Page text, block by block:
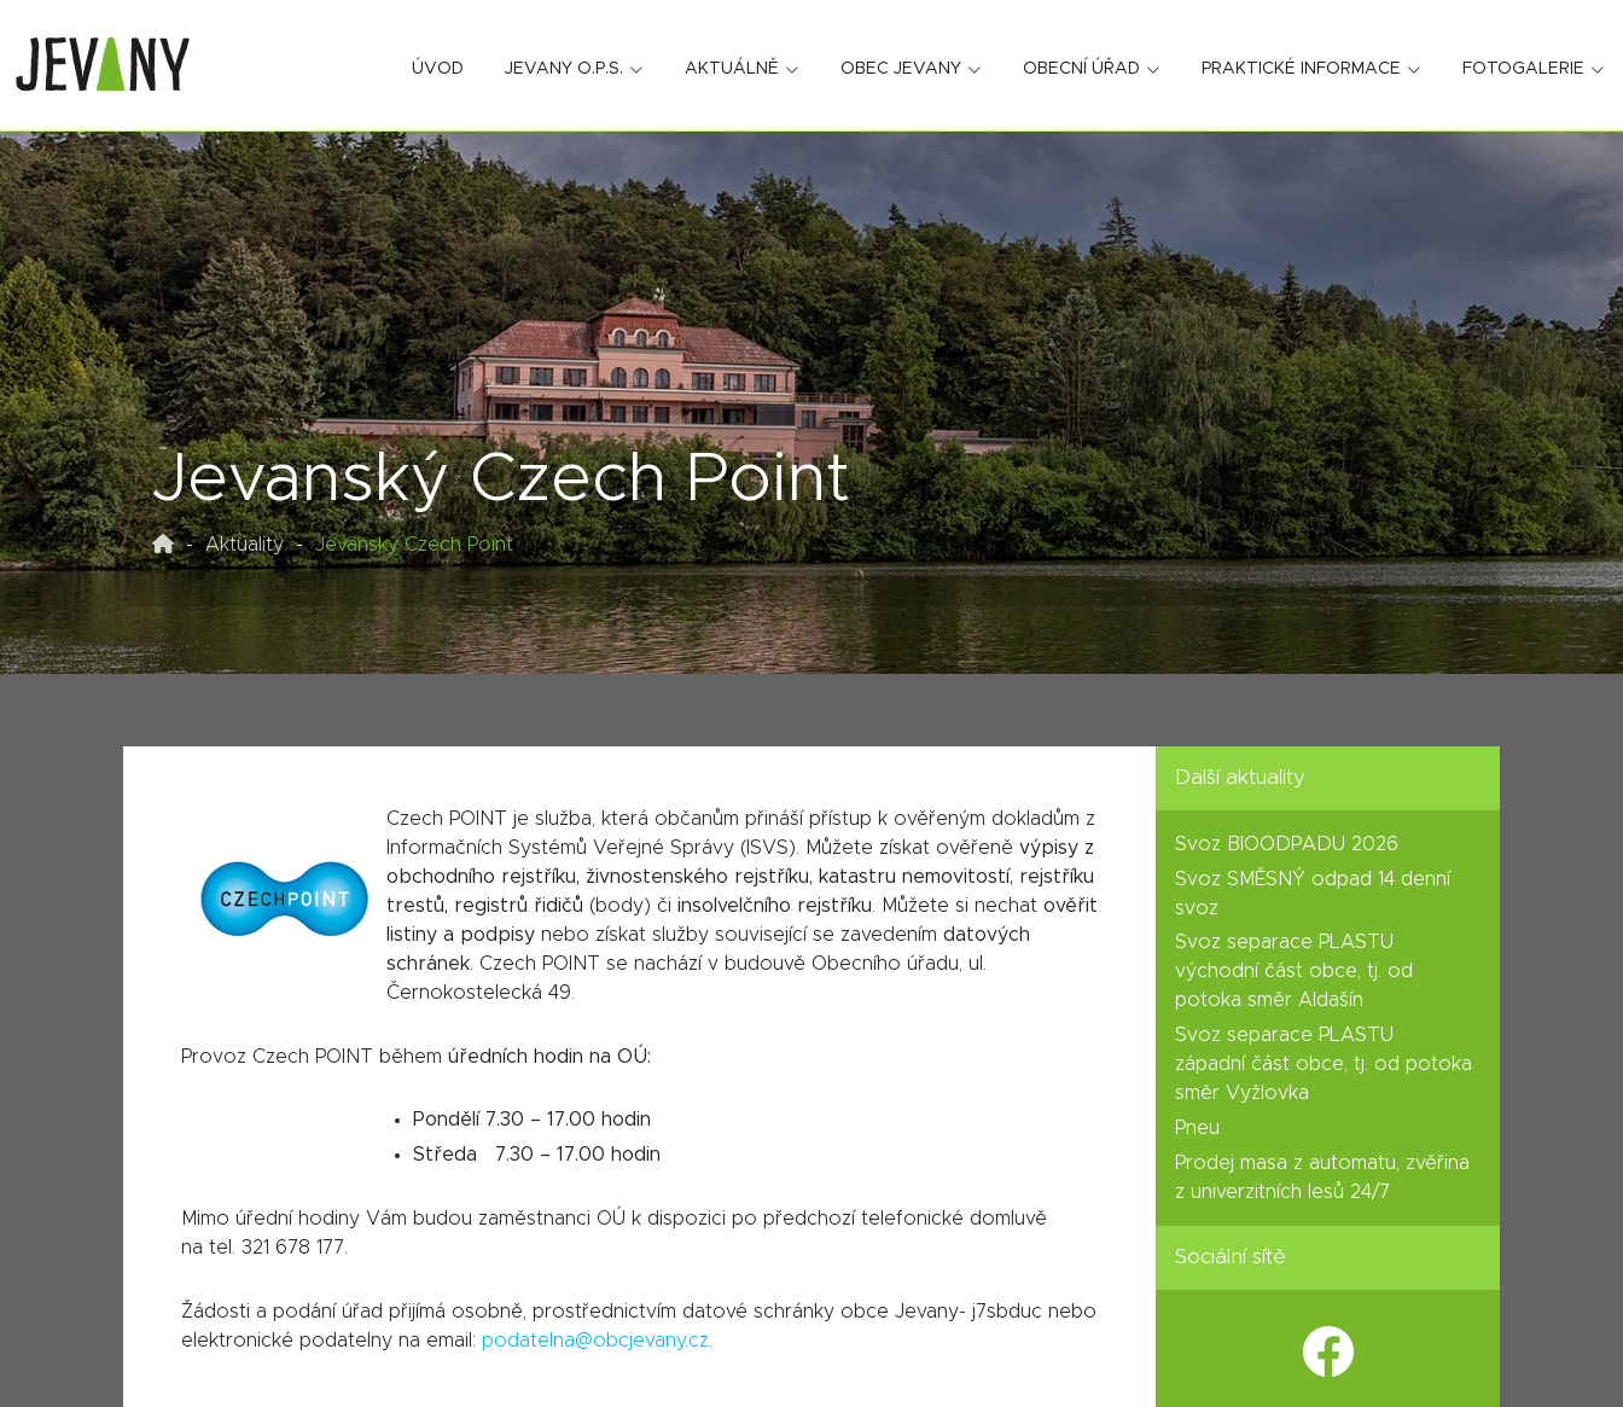
ÚVOD JEVANY O.P.S. AKTUÁLNĚ OBEC JEVANY OBECNÍ ÚŘAD PRAKTICKÉ INFORMACE FOTOGALERIE
Jevanský Czech Point
Aktuality Jevanský Czech Point
Czech POINT je služba, která občanům přináší přístup k ověřeným dokladům z
Informačních Systémů Veřejné Správy (ISVS). Můžete získat ověřeně výpisy z
obchodního rejstříku, živnostenského rejstříku, katastru nemovitostí, rejstříku
trestů, registrů řidičů (body) či insolvelčního rejstříku . Můžete si nechat ověřit
listiny a podpisy nebo získat služby související se zavedením datových
schránek . Czech POINT se nachází v budouvě Obecního úřadu, ul.
Černokostelecká 49.
Provoz Czech POINT během úředních hodin na OÚ:
Pondělí 7.30 – 17.00 hodin
Středa 7.30 – 17.00 hodin
Mimo úřední hodiny Vám budou zaměstnanci OÚ k dispozici po předchozí telefonické domluvě
na tel. 321 678 177.
Žádosti a podání úřad přijímá osobně, prostřednictvím datové schránky obce Jevany- j7sbduc nebo
elektronické podatelny na email: podatelna@obcjevany.cz
Další aktuality
Svoz BIOODPADU 2026
Svoz SMĚSNÝ odpad 14 denní
svoz
Svoz separace PLASTU
východní část obce, tj. od
potoka směr Aldašín
Svoz separace PLASTU
západní část obce, tj. od potoka
směr Vyžlovka
Pneu
Prodej masa z automatu, zvěřina
z univerzitních lesů 24/7
Sociální sítě